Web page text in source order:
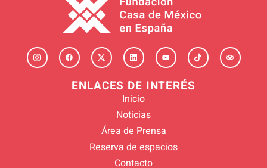
ENLACES DE INTERÉS
Inicio
Noticias
Área de Prensa
Reserva de espacios
Contacto